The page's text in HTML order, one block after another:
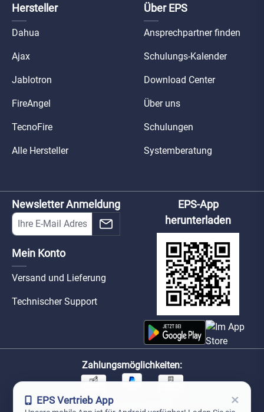
Hersteller
Dahua
Ajax
Jablotron
FireAngel
TecnoFire
Alle Hersteller
Über EPS
Ansprechpartner finden
Schulungs-Kalender
Download Center
Über uns
Schulungen
Systemberatung
Newsletter Anmeldung
Mein Konto
Versand und Lieferung
Technischer Support
EPS-App
herunterladen
Zahlungsmöglichkeiten:
Unsere Versandpartner:
EPS Vertrieb App ×